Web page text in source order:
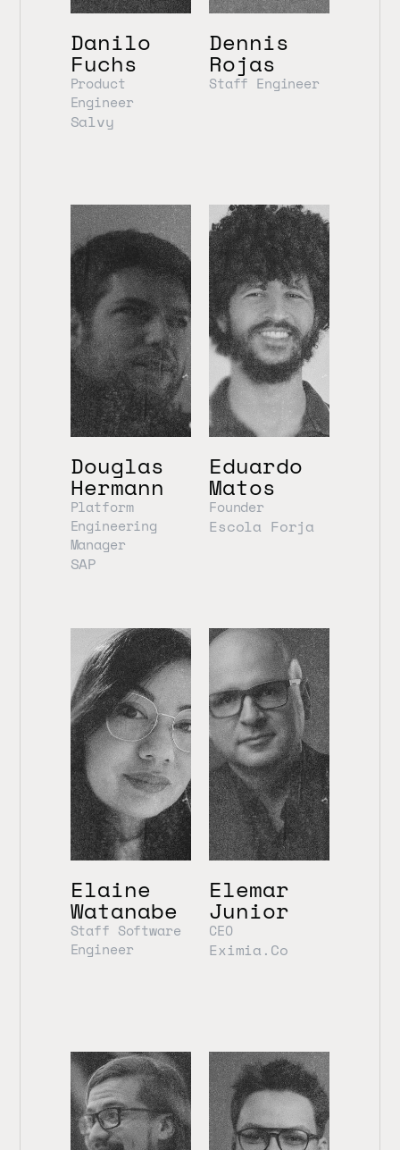
Danilo
Fuchs
Product
Engineer
Salvy
Dennis
Rojas
Staff Engineer
Douglas
Hermann
Platform
Engineering
Manager
SAP
Eduardo
Matos
Founder
Escola Forja
Elaine
Watanabe
Staff Software
Engineer
Elemar
Junior
CEO
Eximia.Co